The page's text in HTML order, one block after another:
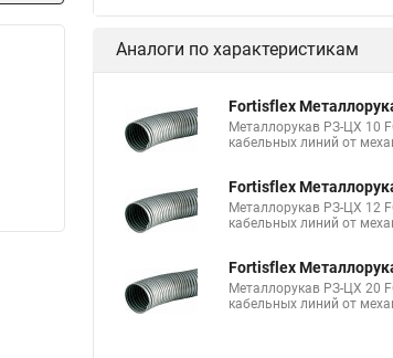
Аналоги по характеристикам
Fortisflex
Металлорукав РЗ-ЦХ 10
кабельных линий от
Fortisflex
Металлорукав РЗ-ЦХ 12
кабельных линий от
Fortisflex
Металлорукав РЗ-ЦХ 20
кабельных линий от